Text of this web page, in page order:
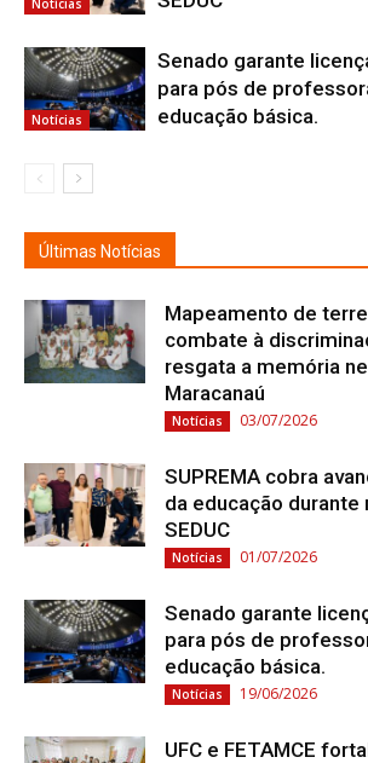
Notícias
Senado garante
para pós de
educação básica.
Últimas Notícias
Mapeamento de
combate à
resgata a memória
Maracanaú
Notícias 03/07/2026
SUPREMA cobra
da educação durante
SEDUC
Notícias 01/07/2026
Senado garante
para pós de
educação básica.
Notícias 19/06/2026
UFC e FETAMCE